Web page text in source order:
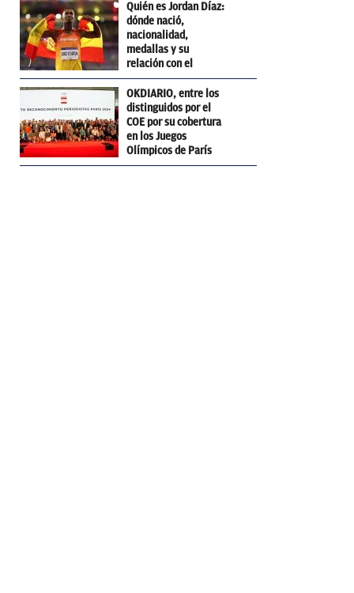
Quién es Jordan Díaz:
dónde nació,
nacionalidad,
medallas y su
relación con el
Barcelona
OKDIARIO, entre los
distinguidos por el
COE por su cobertura
en los Juegos
Olímpicos de París